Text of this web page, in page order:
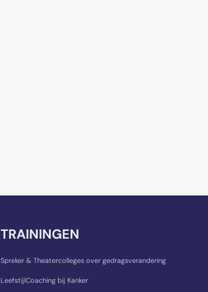
TRAININGEN
Spreker & Theatercolleges over gedragsverandering
LeefstijlCoaching bij Kanker